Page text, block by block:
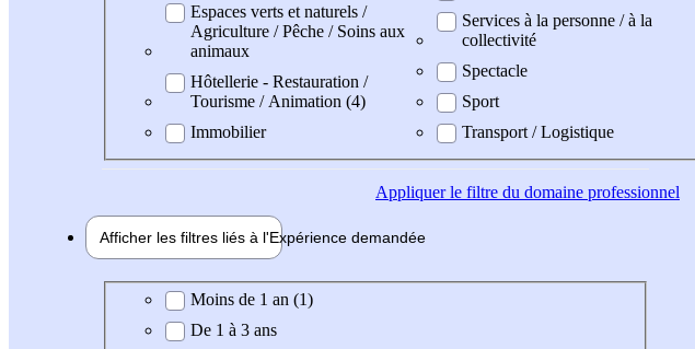
Espaces verts et naturels /
Agriculture / Pêche / Soins aux
animaux
Hôtellerie - Restauration /
Tourisme / Animation (4)
Immobilier
Services à la personne / à la
collectivité
Spectacle
Sport
Transport / Logistique
Appliquerle filtre du domaine professionnel
Afficher les filtres liés à l'Expérience demandée
Expérience demandée
Moins de 1 an (1)
De 1 à 3 ans